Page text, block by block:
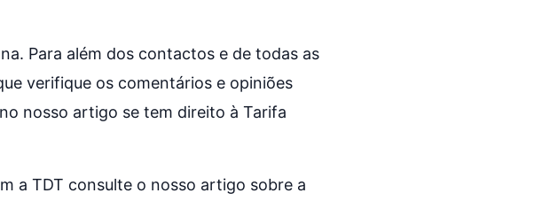
Para além dos contactos e de todas as
verifique os comentários e opiniões
nosso artigo se tem direito à Tarifa
a TDT consulte o nosso artigo sobre a